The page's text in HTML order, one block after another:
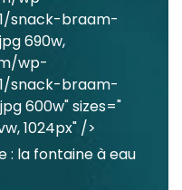
snack-braam-
690w,
wp-
snack-braam-
600w" sizes="
1024px" />
: la fontaine à eau